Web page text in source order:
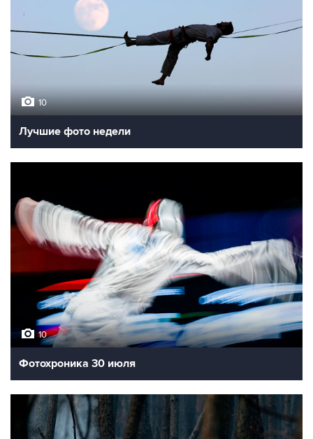
10
Лучшие фото недели
10
Фотохроника 30 июля